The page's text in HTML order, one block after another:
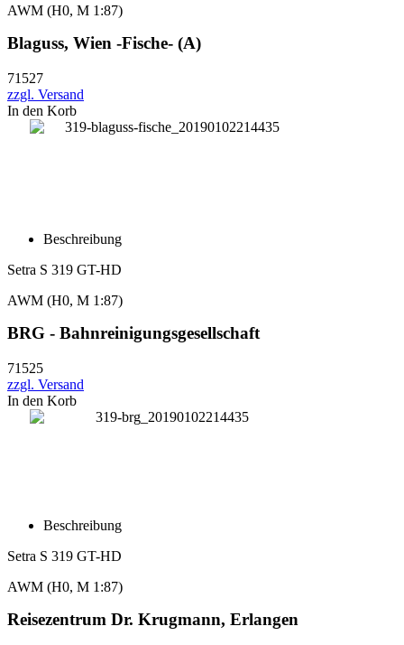
AWM (H0, M 1:87)
Blaguss, Wien -Fische- (A)
71527
zzgl. Versand
In den Korb
Beschreibung
Setra S 319 GT-HD
AWM (H0, M 1:87)
BRG - Bahnreinigungsgesellschaft
71525
zzgl. Versand
In den Korb
Beschreibung
Setra S 319 GT-HD
AWM (H0, M 1:87)
Reisezentrum Dr. Krugmann, Erlangen